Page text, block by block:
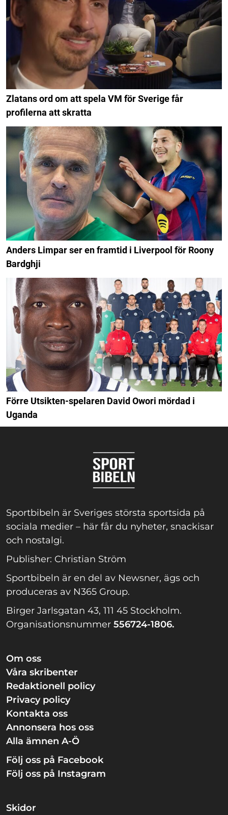
Zlatans ord om att spela VM för Sverige får
profilerna att skratta
Anders Limpar ser en framtid i Liverpool för Roony
Bardghji
Förre Utsikten-spelaren David Owori mördad i
Uganda
Sportbibeln är Sveriges största sportsida på
sociala medier – här får du nyheter, snackisar
och nostalgi.
Publisher: Christian Ström
Sportbibeln är en del av Newsner, ägs och
produceras av N365 Group.
Birger Jarlsgatan 43, 111 45 Stockholm.
Organisationsnummer 556724-1806.
Om oss
Våra skribenter
Redaktionell policy
Privacy policy
Kontakta oss
Annonsera hos oss
Alla ämnen A-Ö
Följ oss på Facebook
Följ oss på Instagram
Skidor